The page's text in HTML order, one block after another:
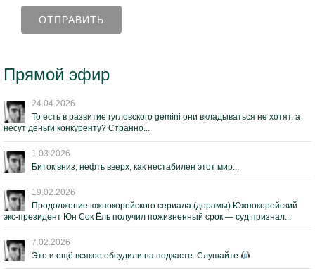
Прямой эфир
24.04.2026
То есть в развитие гугловского gemini они вкладываться не хотят, а
несут деньги конкуренту? Странно...
1.03.2026
Биток вниз, нефть вверх, как нестабилен этот мир...
19.02.2026
Продолжение южнокорейского сериала (дорамы) Южнокорейский
экс-президент Юн Сок Ёль получил пожизненный срок — суд признал...
7.02.2026
Это и ещё всякое обсудили на подкасте. Слушайте